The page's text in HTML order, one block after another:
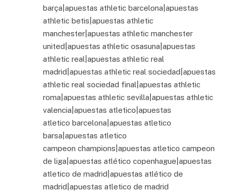
barça|apuestas athletic barcelona|apuestas
athletic betis|apuestas athletic
manchester|apuestas athletic manchester
united|apuestas athletic osasuna|apuestas
athletic real|apuestas athletic real
madrid|apuestas athletic real sociedad|apuestas
athletic real sociedad final|apuestas athletic
roma|apuestas athletic sevilla|apuestas athletic
valencia|apuestas atletico|apuestas
atletico barcelona|apuestas atletico
barsa|apuestas atletico
campeon champions|apuestas atletico campeon
de liga|apuestas atlético copenhague|apuestas
atletico de madrid|apuestas atlético de
madrid|apuestas atletico de madrid